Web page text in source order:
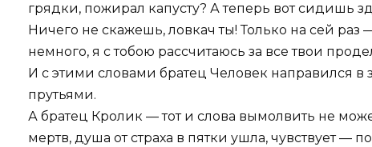
грядки, пожирал капусту? А теперь вот сидишь
Ничего не скажешь, ловкач ты! Только на сей
немного, я с тобою рассчитаюсь за все твои
И с этими словами братец Человек направился
прутьями.
А братец Кролик — тот и слова вымолвить не
мертв, душа от страха в пятки ушла, чувствует —